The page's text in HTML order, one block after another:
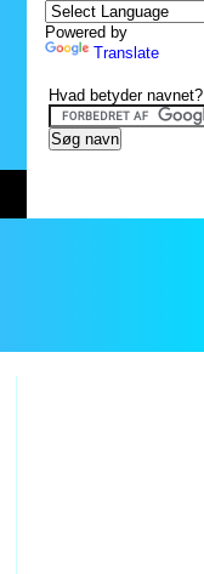
Powered by
Translate
Hvad betyder navnet?